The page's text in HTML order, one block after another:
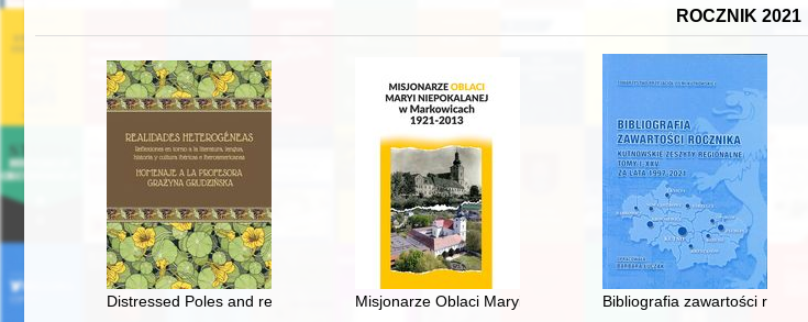
ROCZNIK 2021
Distressed Poles and refugee Spaniards" in mid-19th century London : nation, nationalism, national
Misjonarze Oblaci Maryi Niepokalanej w Markowicach 1921-2013
Bibliografia zawartości